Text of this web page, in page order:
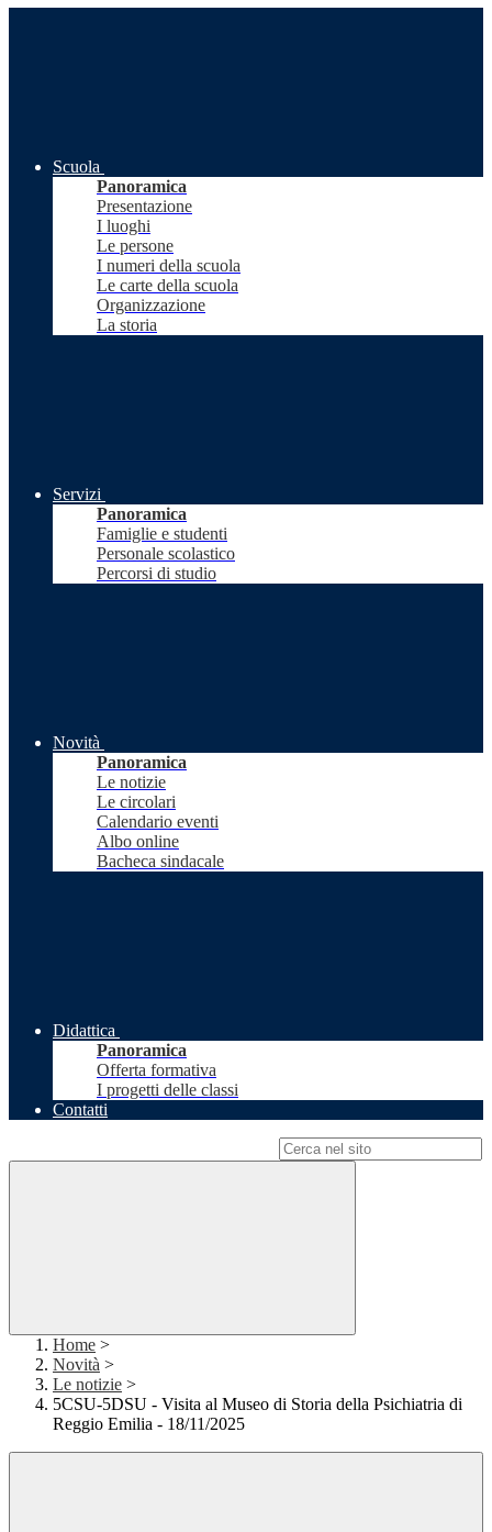
Scuola
Panoramica
Presentazione
I luoghi
Le persone
I numeri della scuola
Le carte della scuola
Organizzazione
La storia
Servizi
Panoramica
Famiglie e studenti
Personale scolastico
Percorsi di studio
Novità
Panoramica
Le notizie
Le circolari
Calendario eventi
Albo online
Bacheca sindacale
Didattica
Panoramica
Offerta formativa
I progetti delle classi
Contatti
Home >
Novità >
Le notizie >
5CSU-5DSU - Visita al Museo di Storia della Psichiatria di
Reggio Emilia - 18/11/2025